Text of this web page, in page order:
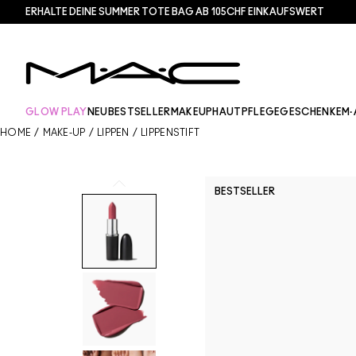
ERHALTE DEINE SUMMER TOTE BAG AB 105CHF EINKAUFSWERT​
GLOW PLAY NEU BESTSELLER MAKEUP HAUTPFLEGEGESCHENKE
HOME / MAKE-UP / LIPPEN / LIPPENSTIFT
BESTSELLER